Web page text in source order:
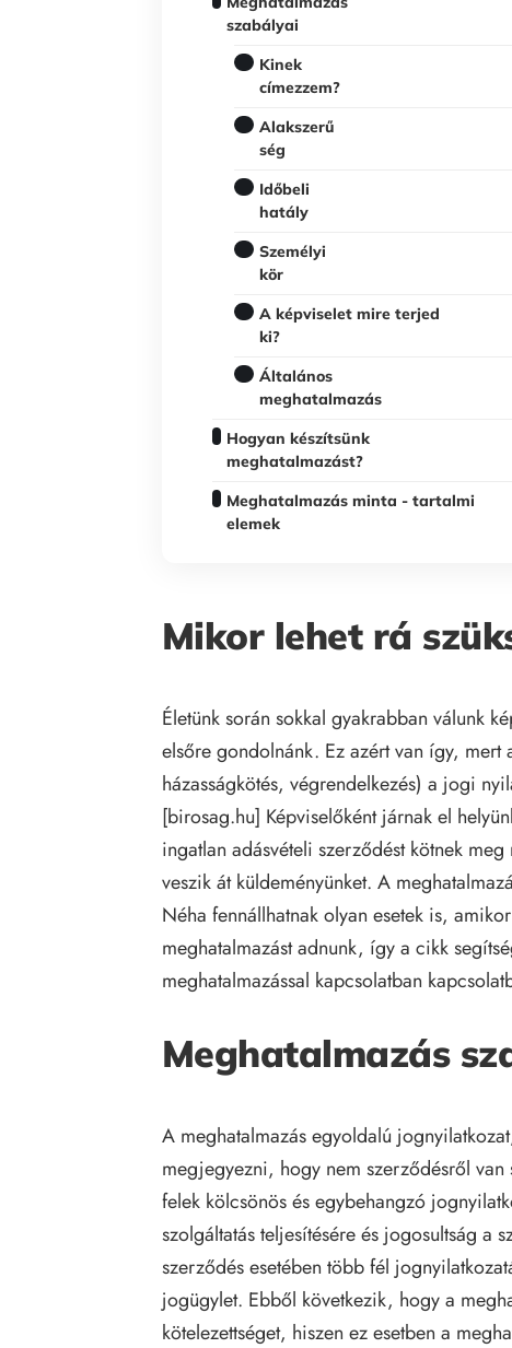
szabályai
Kinek
címezzem?
Alakszerű
ség
Időbeli
hatály
Személyi
kör
A képviselet mire terjed
ki?
Általános
meghatalmazás
Hogyan készítsünk
meghatalmazást?
Meghatalmazás minta - tartalmi
elemek
Mikor lehet rá
Életünk során sokkal gyakrabban válunk
elsőre gondolnánk. Ez azért van így,
házasságkötés, végrendelkezés) a jogi
[birosag.hu] Képviselőként járnak el
ingatlan adásvételi szerződést kötnek
veszik át küldeményünket. A
Néha fennállhatnak olyan esetek is,
meghatalmazást adnunk, így a cikk
meghatalmazással kapcsolatban
Meghatalmazás
A meghatalmazás egyoldalú
megjegyezni, hogy nem szerződésről van
felek kölcsönös és egybehangzó
szolgáltatás teljesítésére és jogosultság a
szerződés esetében több fél
jogügylet. Ebből következik, hogy a
kötelezettséget, hiszen ez esetben a